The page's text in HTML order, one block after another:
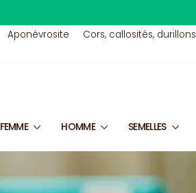
Aponévrosite Cors, callosités, durillons
FEMME HOMME SEMELLES